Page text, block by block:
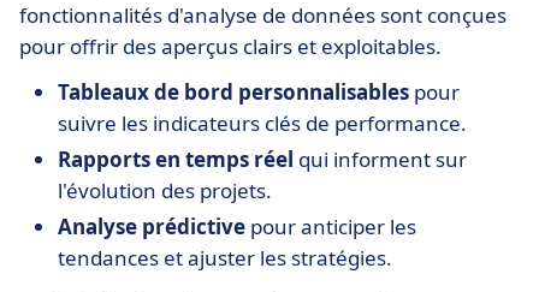
fonctionnalités d'analyse de données sont conçues
pour offrir des aperçus clairs et exploitables.
Tableaux de bord personnalisables pour
suivre les indicateurs clés de performance.
Rapports en temps réel qui informent sur
l'évolution des projets.
Analyse prédictive pour anticiper les
tendances et ajuster les stratégies.